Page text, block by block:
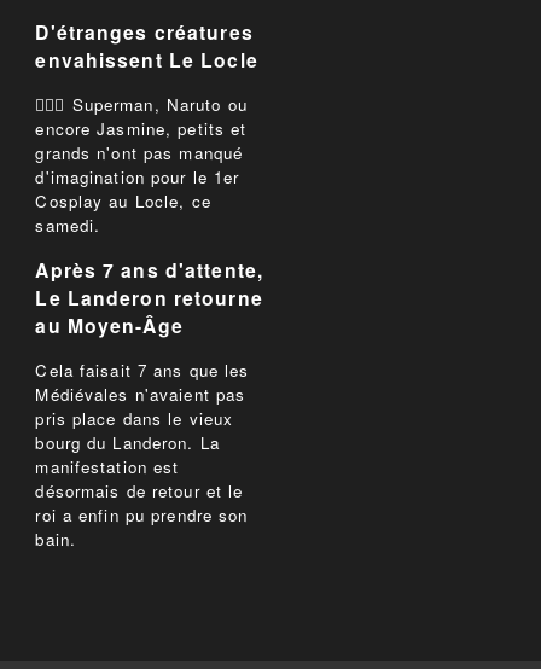
D'étranges créatures
envahissent Le Locle
🦸🏻‍♂️ Superman, Naruto ou
encore Jasmine, petits et
grands n'ont pas manqué
d'imagination pour le 1er
Cosplay au Locle, ce
samedi.
Après 7 ans d'attente,
Le Landeron retourne
au Moyen-Âge
Cela faisait 7 ans que les
Médiévales n'avaient pas
pris place dans le vieux
bourg du Landeron. La
manifestation est
désormais de retour et le
roi a enfin pu prendre son
bain.